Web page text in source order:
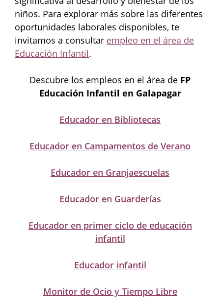
niños. Para explorar más sobre las diferentes
oportunidades laborales disponibles, te
invitamos a consultar empleo en el área de
Educación Infantil.
Descubre los empleos en el área de FP
Educación Infantil en Galapagar
Educador en Bibliotecas
Educador en Campamentos de Verano
Educador en Granjaescuelas
Educador en Guarderías
Educador en primer ciclo de educación
infantil
Educador infantil
Monitor de Ocio y Tiempo Libre